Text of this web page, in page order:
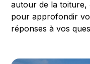
autour de la toiture,
pour approfondir
réponses à vos